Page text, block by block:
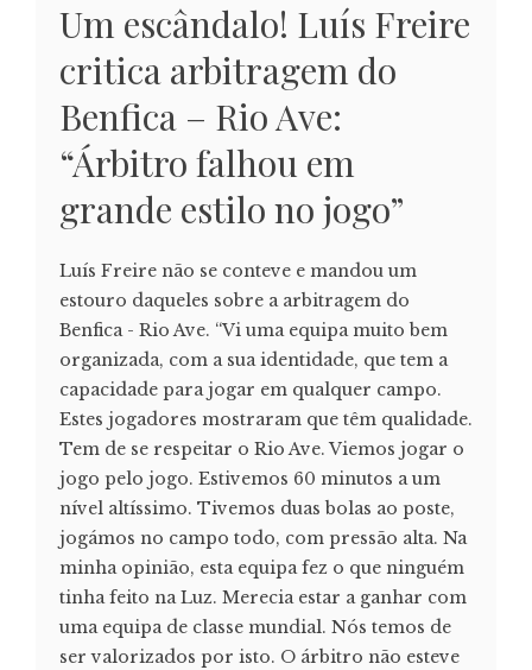
Um escândalo! Luís Freire
critica arbitragem do
Benfica – Rio Ave:
“Árbitro falhou em
grande estilo no jogo”
Luís Freire não se conteve e mandou um
estouro daqueles sobre a arbitragem do
Benfica - Rio Ave. “Vi uma equipa muito bem
organizada, com a sua identidade, que tem a
capacidade para jogar em qualquer campo.
Estes jogadores mostraram que têm qualidade.
Tem de se respeitar o Rio Ave. Viemos jogar o
jogo pelo jogo. Estivemos 60 minutos a um
nível altíssimo. Tivemos duas bolas ao poste,
jogámos no campo todo, com pressão alta. Na
minha opinião, esta equipa fez o que ninguém
tinha feito na Luz. Merecia estar a ganhar com
uma equipa de classe mundial. Nós temos de
ser valorizados por isto. O árbitro não esteve